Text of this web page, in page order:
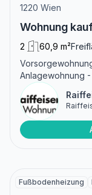
1220 Wien
Wohnung
2 60,9 m²
Anlagewohnung -
Fußbodenheizung